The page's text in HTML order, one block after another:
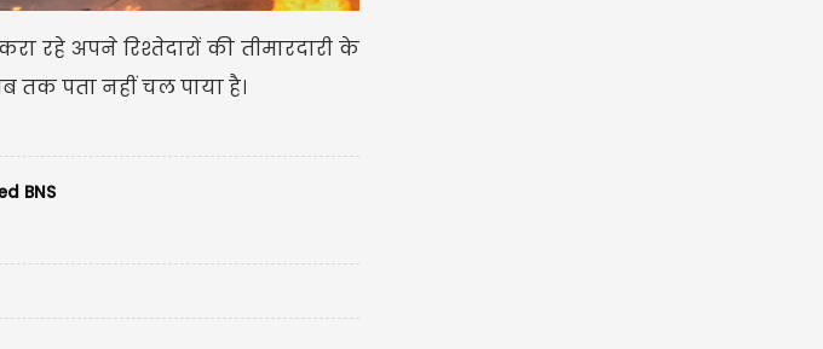
रहे अपने रिश्तेदारों की तीमारदारी के
पता नहीं चल पाया है।
BNS